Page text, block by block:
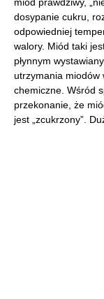
dosypanie cukru,
odpowiedniej
walory. Miód taki
płynnym
utrzymania miodów
chemiczne. Wśród
przekonanie, że
jest „zcukrzony”.